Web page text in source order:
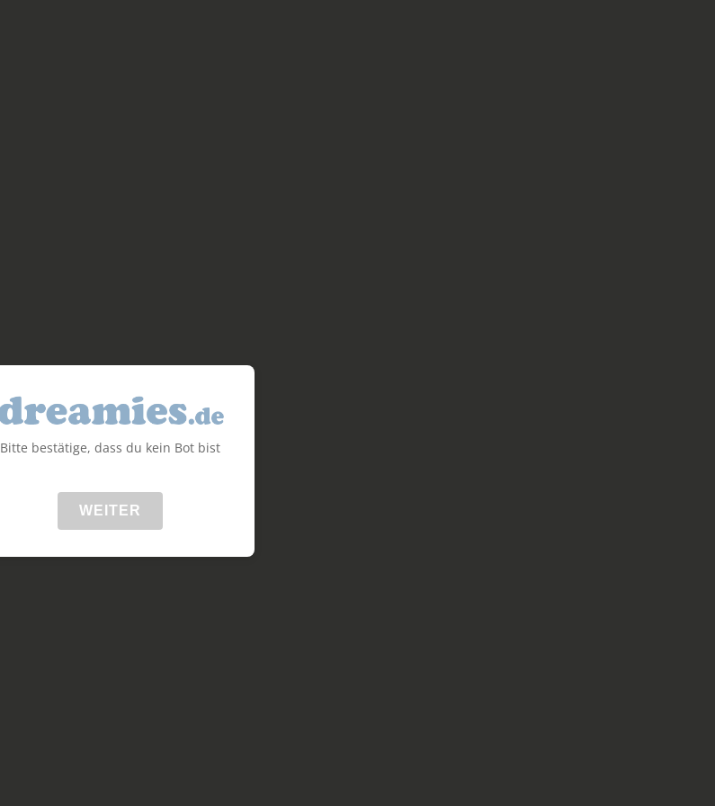
Bitte bestätige, dass du kein Bot bist
WEITER